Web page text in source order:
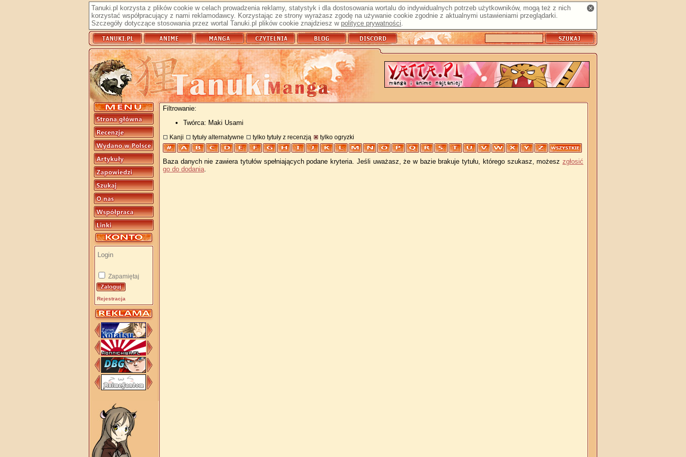
Tanuki.pl korzysta z plików cookie w celach prowadzenia reklamy, statystyk i dla dostosowania wortalu do indywidualnych potrzeb użytkowników, mogą też z nich
korzystać współpracujący z nami reklamodawcy. Korzystając ze strony wyrażasz zgodę na używanie cookie zgodnie z aktualnymi ustawieniami przeglądarki.
Szczegóły dotyczące stosowania przez wortal Tanuki.pl plików cookie znajdziesz w polityce prywatności.
Zapamiętaj
Rejestracja
Filtrowanie:
Twórca: Maki Usami
Kanji tytuły alternatywne tylko tytuły z recenzją tylko ogryzki
Baza danych nie zawiera tytułów spełniających podane kryteria. Jeśli uważasz, że w bazie brakuje tytułu, którego szukasz, możesz zgłosić
go do dodania.